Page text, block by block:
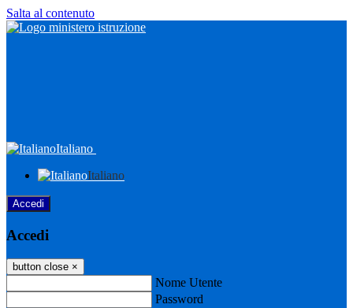
Salta al contenuto
Italiano
Italiano
Accedi
Accedi
button close ×
Nome Utente
Password